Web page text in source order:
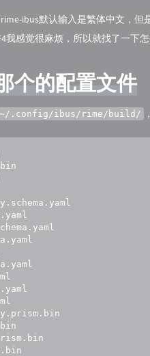
ibus默认输入是繁体中文，
我感觉很麻烦，所以就找了一下怎
个的配置文件
~/.config/ibus/rime/build/